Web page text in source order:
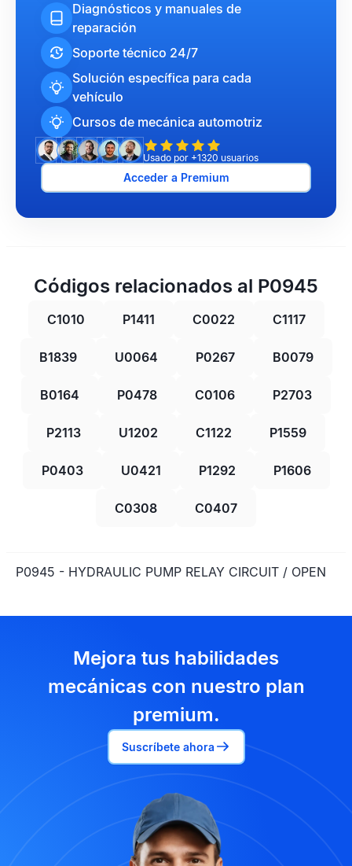
Diagnósticos y manuales de
reparación
Soporte técnico 24/7
Solución específica para cada
vehículo
Cursos de mecánica automotriz
Usado por +1320 usuarios
Acceder a Premium
Códigos relacionados al P0945
C1010 P1411 C0022 C1117
B1839 U0064 P0267 B0079
B0164 P0478 C0106 P2703
P2113 U1202 C1122 P1559
P0403 U0421 P1292 P1606
C0308 C0407
P0945 - HYDRAULIC PUMP RELAY CIRCUIT / OPEN
Mejora tus habilidades
mecánicas con nuestro plan
premium.
Suscríbete ahora